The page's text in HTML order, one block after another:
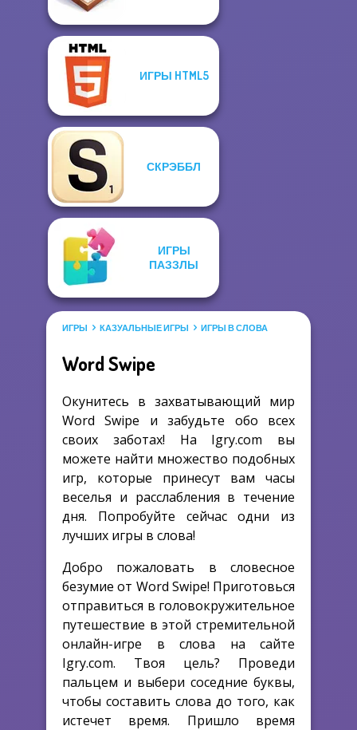
ИГРЫ HTML5
СКРЭББЛ
ИГРЫ
ПАЗЗЛЫ
ИГРЫ КАЗУАЛЬНЫЕ ИГРЫ ИГРЫ В СЛОВА
Word Swipe
Окунитесь в захватывающий мир
Word Swipe и забудьте обо всех
своих заботах! На Igry.com вы
можете найти множество подобных
игр, которые принесут вам часы
веселья и расслабления в течение
дня. Попробуйте сейчас одни из
лучших игры в слова!
Добро пожаловать в словесное
безумие от Word Swipe! Приготовься
отправиться в головокружительное
путешествие в этой стремительной
онлайн-игре в слова на сайте
Igry.com. Твоя цель? Проведи
пальцем и выбери соседние буквы,
чтобы составить слова до того, как
истечет время. Пришло время